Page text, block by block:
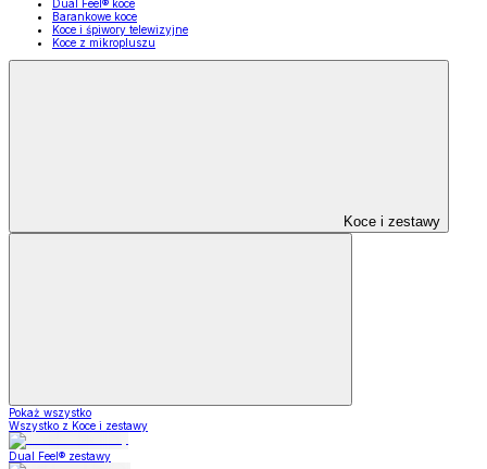
Dual Feel® koce
Barankowe koce
Koce i śpiwory telewizyjne
Koce z mikropluszu
Koce i zestawy
Pokaż wszystko
Wszystko z Koce i zestawy
Dual Feel® zestawy